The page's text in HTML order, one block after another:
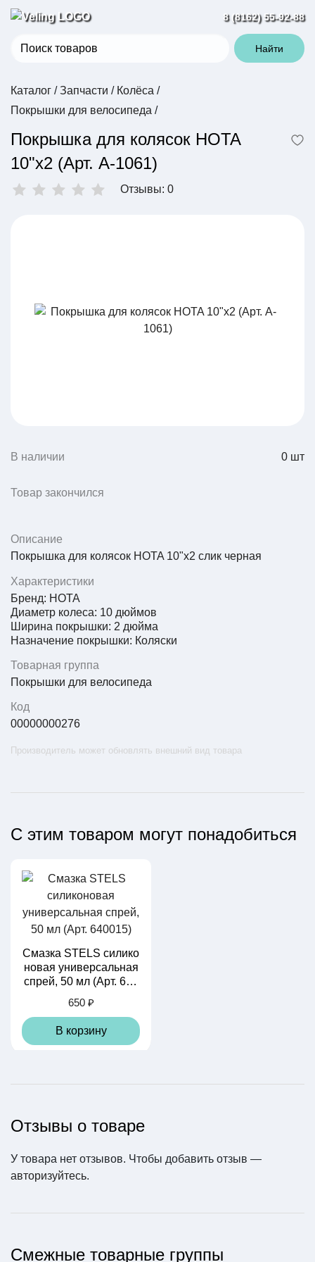
8 (8162) 55-92-88
Найти
Каталог / Запчасти / Колёса /
Покрышки для велосипеда /
Покрышка для колясок HOTA
10"х2 (Арт. A-1061)
Отзывы: 0
В наличии 0 шт
Товар закончился
Описание
Покрышка для колясок HOTA 10"х2 слик черная
Характеристики
Бренд: HOTA
Диаметр колеса: 10 дюймов
Ширина покрышки: 2 дюйма
Назначение покрышки: Коляски
Товарная группа
Покрышки для велосипеда
Код
00000000276
Производитель может обновлять внешний вид товара
С этим товаром могут понадобиться
Смазка STELS силико
новая универсальная
спрей, 50 мл (Арт. 640
650 ₽
В корзину
Камера ARISUN STA
NDARD 26" x 1.50/2.2
500 ₽
Отзывы о товаре
У товара нет отзывов. Чтобы добавить отзыв —
авторизуйтесь.
Смежные товарные группы